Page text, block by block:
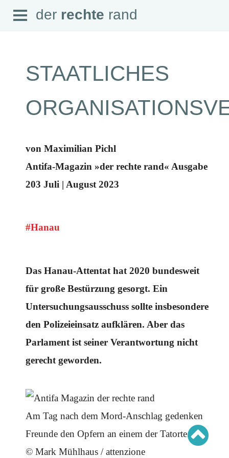
der rechte rand
SEITEN
Audio
Downloads
Datenschutz
Schwerpunkte Übersicht
Schwerpunkt AFD-Verbot
Schwerpunkt »Reichsbürger«
Schwerpunkt NPD
Ausgabe 221
Ausgabe 219
Ausgabe 217
Ausgabe 216
Open
Menu
der rechte rand
STAATLICHES
von Maximilian Pichl
Antifa-Magazin »der rechte rand« Ausgabe
203 Juli | August 2023
#Hanau
Das Hanau-Attentat hat 2020 bundesweit
für große Bestürzung gesorgt. Ein
Untersuchungsausschuss sollte insbesondere
den Polizeieinsatz aufklären. Aber das
Parlament ist seiner Verantwortung nicht
gerecht geworden.
Am Tag nach dem Mord-Anschlag gedenken
Freunde den Opfern an einem der Tatorte.
© Mark Mühlhaus / attenzione